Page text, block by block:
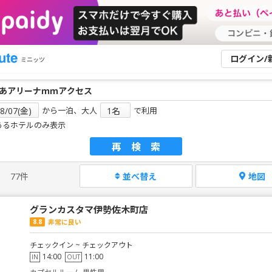
ミニッツ ログイン/
から一泊、大人
で利用
るホテルのみ表示
再検索
77件 並べ替え 地図
グランカスタマ伊勢佐木町店
8.8 非常に良い
チェックイン ~ チェックアウト
IN 14:00 OUT 11:00